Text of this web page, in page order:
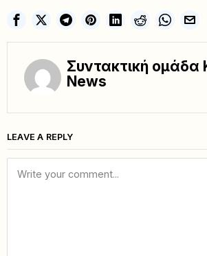
Συντακτική ομάδα
News
LEAVE A REPLY